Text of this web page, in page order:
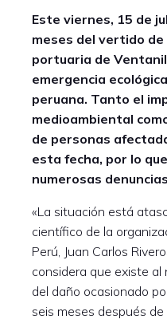
Este viernes, 15 de
meses del vertido
portuaria de
emergencia
peruana. Tanto el
medioambiental
de personas
esta fecha, por lo
numerosas
«La situación está
científico de la
Perú, Juan Carlos
considera que existe
del daño ocasionado
seis meses después